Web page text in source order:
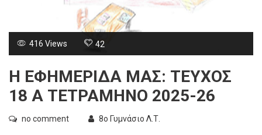
416 Views 42
Η ΕΦΗΜΕΡΙΔΑ ΜΑΣ: ΤΕΥΧΟΣ
18 Α ΤΕΤΡΑΜΗΝΟ 2025-26
no comment 8ο Γυμνάσιο Λ.Τ.